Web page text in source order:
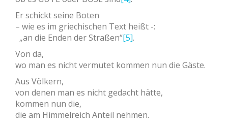
Er schickt seine Boten
– wie es im griechischen Text heißt -:
„an die Enden der Straßen“[5].
Von da,
wo man es nicht vermutet kommen nun die Gäste.
Aus Völkern,
von denen man es nicht gedacht hätte,
kommen nun die,
die am Himmelreich Anteil nehmen.